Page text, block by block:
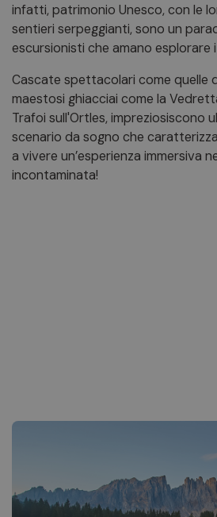
infatti, patrimonio Unesco, con le
sentieri serpeggianti, sono un
escursionisti che amano esplorare
Cascate spettacolari come quelle
maestosi ghiacciai come la
Trafoi sull'Ortles, impreziosiscono
scenario da sogno che
a vivere un’esperienza immersiva
incontaminata!